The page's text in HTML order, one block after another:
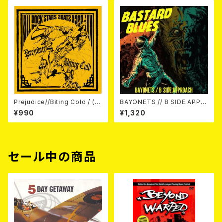
Prejudice//Biting Cold / (S
¥990
BAYONETS // B SIDE APPR
OACH / BASTARD BLUES(s
plit) 7EP＋DLコード
¥1,320
セール中の商品